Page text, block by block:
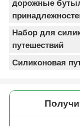
дорожные
Набор для
путешествий
Силиконовая